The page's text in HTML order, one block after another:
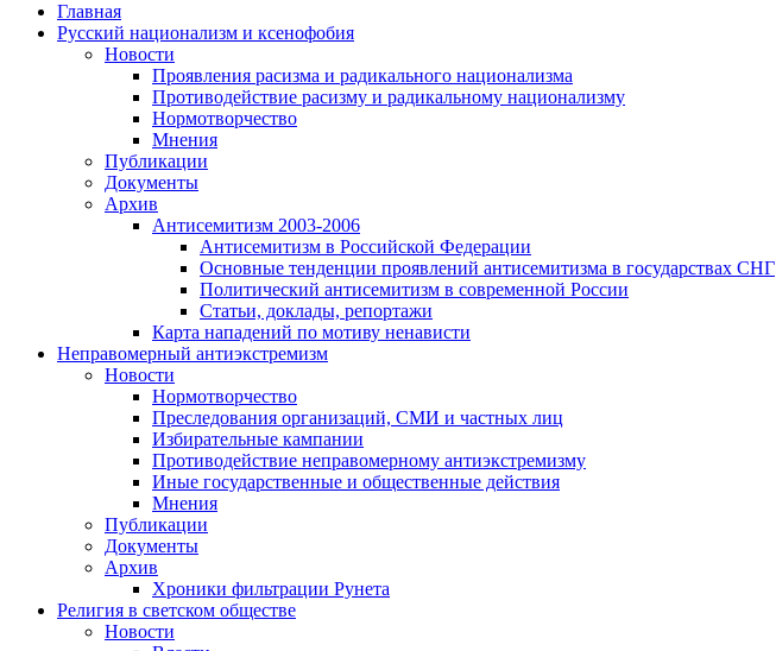
Главная
Русский национализм и ксенофобия
Новости
Проявления расизма и радикального национализма
Противодействие расизму и радикальному национализму
Нормотворчество
Мнения
Публикации
Документы
Архив
Антисемитизм 2003-2006
Антисемитизм в Российской Федерации
Основные тенденции проявлений антисемитизма в государствах СНГ
Политический антисемитизм в современной России
Статьи, доклады, репортажи
Карта нападений по мотиву ненависти
Неправомерный антиэкстремизм
Новости
Нормотворчество
Преследования организаций, СМИ и частных лиц
Избирательные кампании
Противодействие неправомерному антиэкстремизму
Иные государственные и общественные действия
Мнения
Публикации
Документы
Архив
Хроники фильтрации Рунета
Религия в светском обществе
Новости